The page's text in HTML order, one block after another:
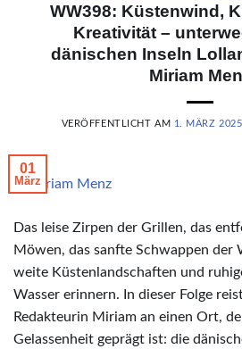
WW398: Küstenwind,
Kreativität –
dänischen Inseln
Miriam
VERÖFFENTLICHT AM 1. MÄRZ 2025
© Miriam Menz
01
März
Das leise Zirpen der Grillen, das
Möwen, das sanfte Schwappen der
weite Küstenlandschaften und
Wasser erinnern. In dieser Folge
Redakteurin Miriam an einen Ort,
Gelassenheit geprägt ist: die